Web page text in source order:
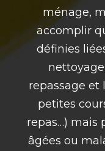
ménage,
accomplir
définies
repassage et
petites
repas…) mais
âgées ou